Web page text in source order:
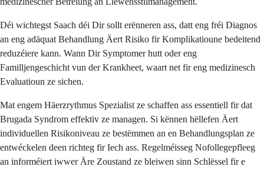
Déi wichtegst Saach déi Dir sollt erënneren ass, datt eng fréi Diagnos
an eng adäquat Behandlung Äert Risiko fir Komplikatioune bedeitend
reduzéiere kann. Wann Dir Symptomer hutt oder eng
Familljengeschicht vun der Krankheet, waart net fir eng medizinesch
Evaluatioun ze sichen.
Mat engem Häerzrythmus Spezialist ze schaffen ass essentiell fir dat
Brugada Syndrom effektiv ze managen. Si kënnen hëllefen Äert
individuellen Risikoniveau ze bestëmmen an en Behandlungsplan ze
entwéckelen deen richteg fir Iech ass. Regelméisseg Nofollegepfleeg
an informéiert iwwer Äre Zoustand ze bleiwen sinn Schlëssel fir e